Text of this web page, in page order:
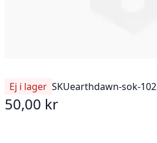
Ej i lager SKUearthdawn-sok-102
50,00 kr